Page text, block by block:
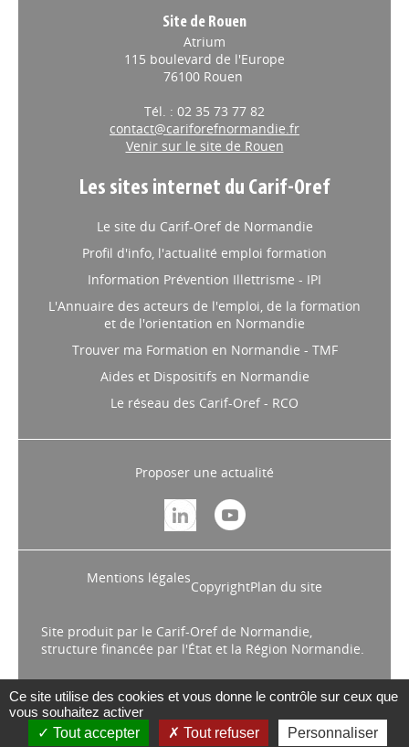
Site de Rouen
Atrium
115 boulevard de l'Europe
76100 Rouen
Tél. : 02 35 73 77 82
contact@cariforefnormandie.fr
Venir sur le site de Rouen
Les sites internet du Carif-Oref
Le site du Carif-Oref de Normandie
Profil d'info, l'actualité emploi formation
Information Prévention Illettrisme - IPI
L'Annuaire des acteurs de l'emploi, de la formation
et de l'orientation en Normandie
Trouver ma Formation en Normandie - TMF
Aides et Dispositifs en Normandie
Le réseau des Carif-Oref - RCO
Proposer une actualité
Mentions légales
CopyrightPlan du site
Site produit par le Carif-Oref de Normandie,
structure financée par l'État et la Région Normandie.
Ce site utilise des cookies et vous donne le contrôle sur ceux que
vous souhaitez activer
Tout accepter
Tout refuser Personnaliser